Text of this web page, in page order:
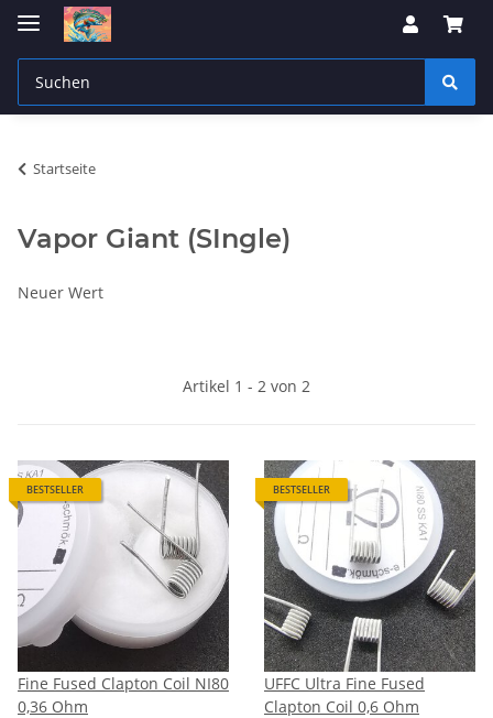
Startseite
Vapor Giant (SIngle)
Neuer Wert
Artikel 1 - 2 von 2
BESTSELLER
Fine Fused Clapton Coil NI80
0,36 Ohm
BESTSELLER
UFFC Ultra Fine Fused
Clapton Coil 0,6 Ohm